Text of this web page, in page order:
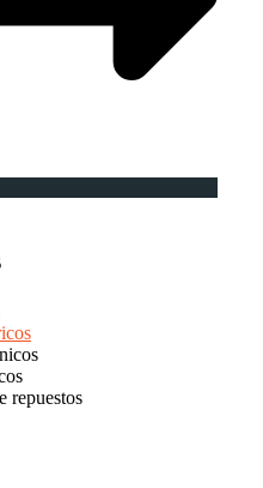
repuestos